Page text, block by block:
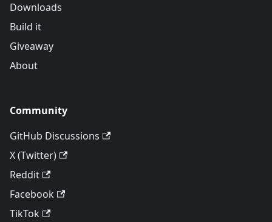
Downloads
Build it
Giveaway
About
Community
GitHub Discussions
X (Twitter)
Reddit
Facebook
TikTok